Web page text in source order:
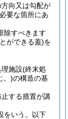
向又は勾配が
要な箇所にあ
除すべきます
ができる蓋)を
施設(終末処
。)の構造の基
する措置が講
をいう。以下